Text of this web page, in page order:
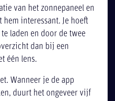
van het zonnepaneel en
hem interessant. Je hoeft
laden en door de twee
dan bij een
één lens.
Wanneer je de app
duurt het ongeveer vijf